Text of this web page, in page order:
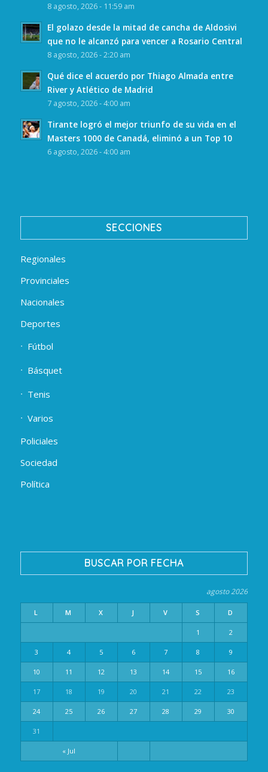
8 agosto, 2026 - 11:59 am
El golazo desde la mitad de cancha de Aldosivi
que no le alcanzó para vencer a Rosario Central
8 agosto, 2026 - 2:20 am
Qué dice el acuerdo por Thiago Almada entre
River y Atlético de Madrid
7 agosto, 2026 - 4:00 am
Tirante logró el mejor triunfo de su vida en el
Masters 1000 de Canadá, eliminó a un Top 10
6 agosto, 2026 - 4:00 am
SECCIONES
Regionales
Provinciales
Nacionales
Deportes
Fútbol
Básquet
Tenis
Varios
Policiales
Sociedad
Política
BUSCAR POR FECHA
agosto 2026
L M X J V S D
« Jul
1 2
3 4 5 6 7 8 9
10 11 12 13 14 15 16
17 18 19 20 21 22 23
24 25 26 27 28 29 30
31